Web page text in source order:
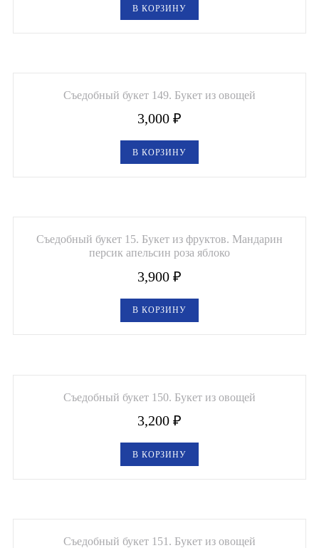
В КОРЗИНУ
Съедобный букет 149. Букет из овощей
3,000 ₽
В КОРЗИНУ
Съедобный букет 15. Букет из фруктов. Мандарин
персик апельсин роза яблоко
3,900 ₽
В КОРЗИНУ
Съедобный букет 150. Букет из овощей
3,200 ₽
В КОРЗИНУ
Съедобный букет 151. Букет из овощей